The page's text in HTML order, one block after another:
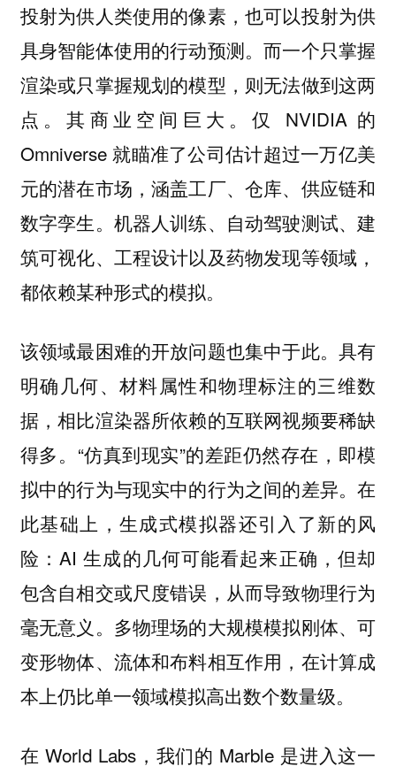
投射为供人类使用的像素，也可以投射为供
具身智能体使用的行动预测。而一个只掌握
渲染或只掌握规划的模型，则无法做到这两
点。其商业空间巨大。仅 NVIDIA 的
Omniverse 就瞄准了公司估计超过一万亿美
元的潜在市场，涵盖工厂、仓库、供应链和
数字孪生。机器人训练、自动驾驶测试、建
筑可视化、工程设计以及药物发现等领域，
都依赖某种形式的模拟。
该领域最困难的开放问题也集中于此。具有
明确几何、材料属性和物理标注的三维数
据，相比渲染器所依赖的互联网视频要稀缺
得多。“仿真到现实”的差距仍然存在，即模
拟中的行为与现实中的行为之间的差异。在
此基础上，生成式模拟器还引入了新的风
险：AI 生成的几何可能看起来正确，但却
包含自相交或尺度错误，从而导致物理行为
毫无意义。多物理场的大规模模拟刚体、可
变形物体、流体和布料相互作用，在计算成
本上仍比单一领域模拟高出数个数量级。
在 World Labs，我们的 Marble 是进入这一